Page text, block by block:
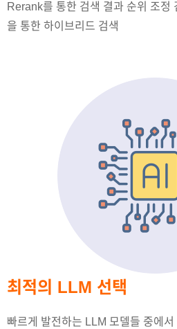
Rerank를 통한 검색 결과 순위 조정
을 통한 하이브리드 검색
최적의 LLM 선택
빠르게 발전하는 LLM 모델들 중에